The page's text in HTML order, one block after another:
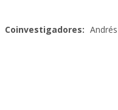
Coinvestigadores:Andrés